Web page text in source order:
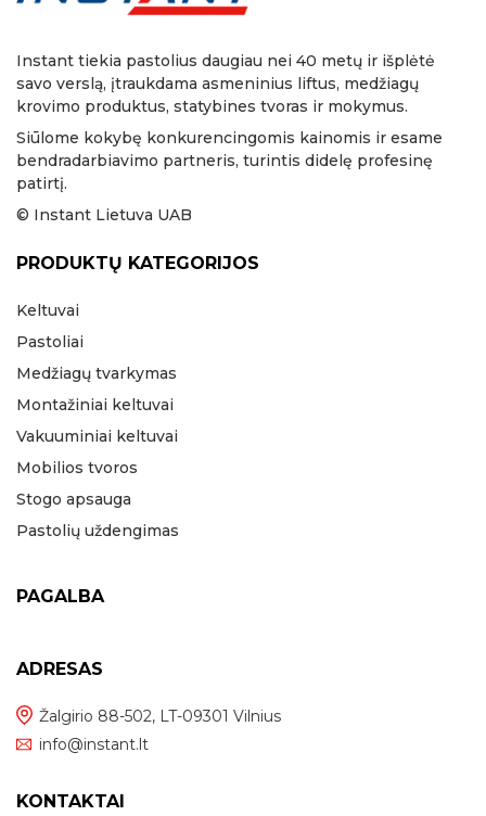
Instant tiekia pastolius daugiau nei 40 metų ir išplėtė
savo verslą, įtraukdama asmeninius liftus, medžiagų
krovimo produktus, statybines tvoras ir mokymus.
Siūlome kokybę konkurencingomis kainomis ir esame
bendradarbiavimo partneris, turintis didelę profesinę
patirtį.
© Instant Lietuva UAB
PRODUKTŲ KATEGORIJOS
Keltuvai
Pastoliai
Medžiagų tvarkymas
Montažiniai keltuvai
Vakuuminiai keltuvai
Mobilios tvoros
Stogo apsauga
Pastolių uždengimas
PAGALBA
ADRESAS
Žalgirio 88-502, LT-09301 Vilnius
info@instant.lt
KONTAKTAI